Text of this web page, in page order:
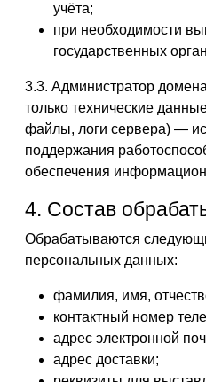
учёта;
при необходимости
государственных
3.3. Администратор
только технические
файлы, логи сервера) —
поддержания
обеспечения
4. Состав
Обрабатываются
персональных данных:
фамилия, имя,
контактный номер
адрес электронной
адрес доставки;